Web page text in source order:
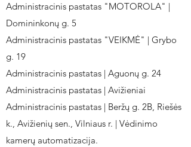
Administracinis pastatas "MOTOROLA" |
Domininkonų g. 5
Administracinis pastatas "VEIKMĖ" | Grybo
g. 19
Administracinis pastatas | Aguonų g. 24
Administracinis pastatas | Avižieniai
Administracinis pastatas | Beržų g. 2B, Riešės
k., Avižienių sen., Vilniaus r. | Vėdinimo
kamerų automatizacija.